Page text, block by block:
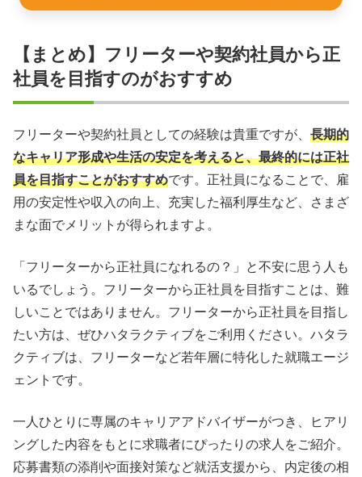
【まとめ】フリーターや契約社員から正
社員を目指すのがおすすめ
フリーターや契約社員としての経験は貴重ですが、 長期的
なキャリア形成や生活の安定を考えると、最終的には正社
員を目指すことがおすすめです。正社員になることで、雇
用の安定性や収入の向上、充実した福利厚生など、さまざ
まな面でメリットが得られますよ。
「フリーターから正社員になれるの？」と不安に思う人も
いるでしょう。フリーターから正社員を目指すことは、難
しいことではありません。フリーターから正社員を目指し
たい方は、ぜひハタラクティブをご利用ください。ハタラ
クティブは、フリーターなど若年層に特化した就職エージ
ェントです。
一人ひとりに専属のキャリアアドバイザーがつき、ヒアリ
ングした内容をもとに求職者にぴったりの求人をご紹介。
応募書類の添削や面接対策など就活支援から、内定後の相